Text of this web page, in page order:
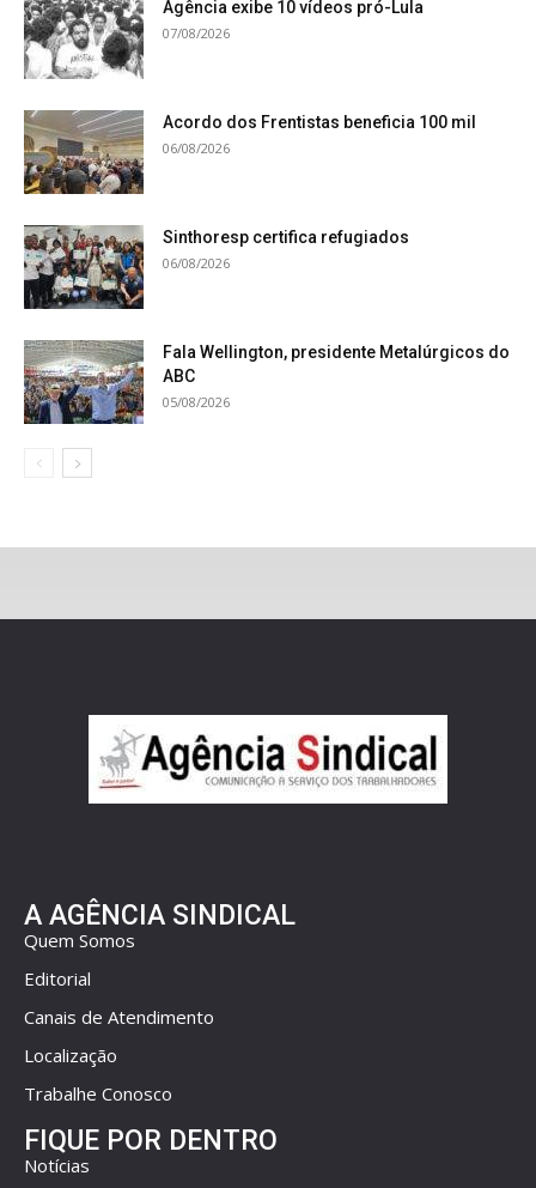
Agência exibe 10 vídeos pró-Lula
07/08/2026
Acordo dos Frentistas beneficia 100 mil
06/08/2026
Sinthoresp certifica refugiados
06/08/2026
Fala Wellington, presidente Metalúrgicos do
ABC
05/08/2026
A AGÊNCIA SINDICAL
Quem Somos
Editorial
Canais de Atendimento
Localização
Trabalhe Conosco
FIQUE POR DENTRO
Notícias